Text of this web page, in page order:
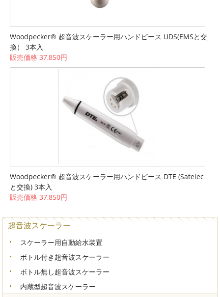
Woodpecker® 超音波スケーラー用ハンドピース UDS(EMSと交
換） 3本入
販売価格 37,850円
Woodpecker® 超音波スケーラー用ハンドピース DTE (Satelec
と交換) 3本入
販売価格 37,850円
超音波スケーラー
スケーラー用自動給水装置
ボトル付き超音波スケーラー
ボトル無し超音波スケーラー
内蔵型超音波スケーラー